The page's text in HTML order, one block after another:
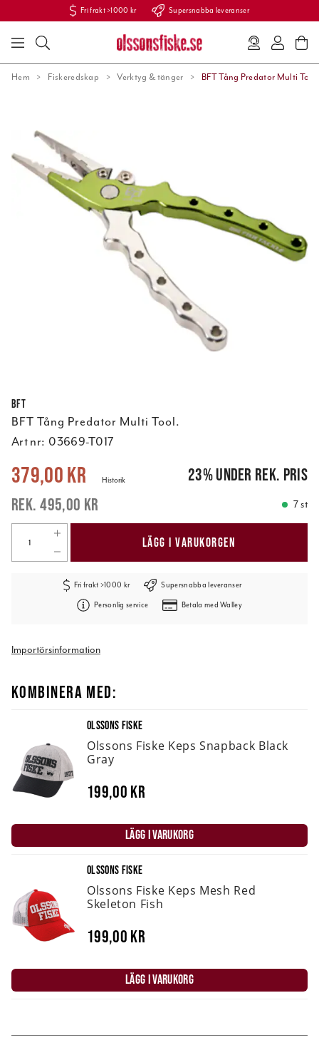
Fri frakt >1000 kr Supersnabba leveranser
Hem Fiskeredskap Verktyg & tänger BFT Tång Predator Multi Tool.
BFT
BFT Tång Predator Multi Tool.
Art nr: 03669-T017
Nuvarande pris:379,00 kr 495,00 kr
379,00 kr
495,00 kr
Historik 23%under rek. pris
7 st
LÄGG I VARUKORGEN
Fri frakt >1000 kr Supersnabba leveranser
Personlig service Betala med Walley
Importörsinformation
KOMBINERA MED:
OLSSONS FISKE
Olssons Fiske Keps Snapback Black
Gray
199,00 kr
LÄGG I VARUKORG
OLSSONS FISKE
Olssons Fiske Keps Mesh Red
Skeleton Fish
199,00 kr
LÄGG I VARUKORG